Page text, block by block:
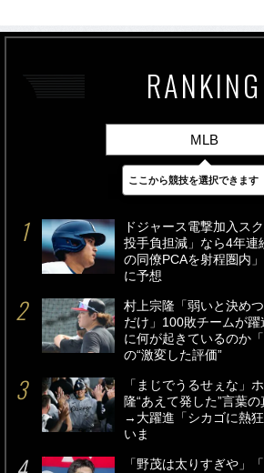
RANKING
MLB
最新 24時間
ドジャース電撃加入ス
投手負担減」なら4年
の同僚PCAを射程圏内
に予想
村上宗隆「弱いと決め
だけ」100敗チームが
に何が起きているのか
の“激変した評価”
「まじでうるせぇな」
隆“あえて発した”言葉
→大躍進「シカゴに熱
いま
「野茂は太りすぎや」
ここから競技を選択できます